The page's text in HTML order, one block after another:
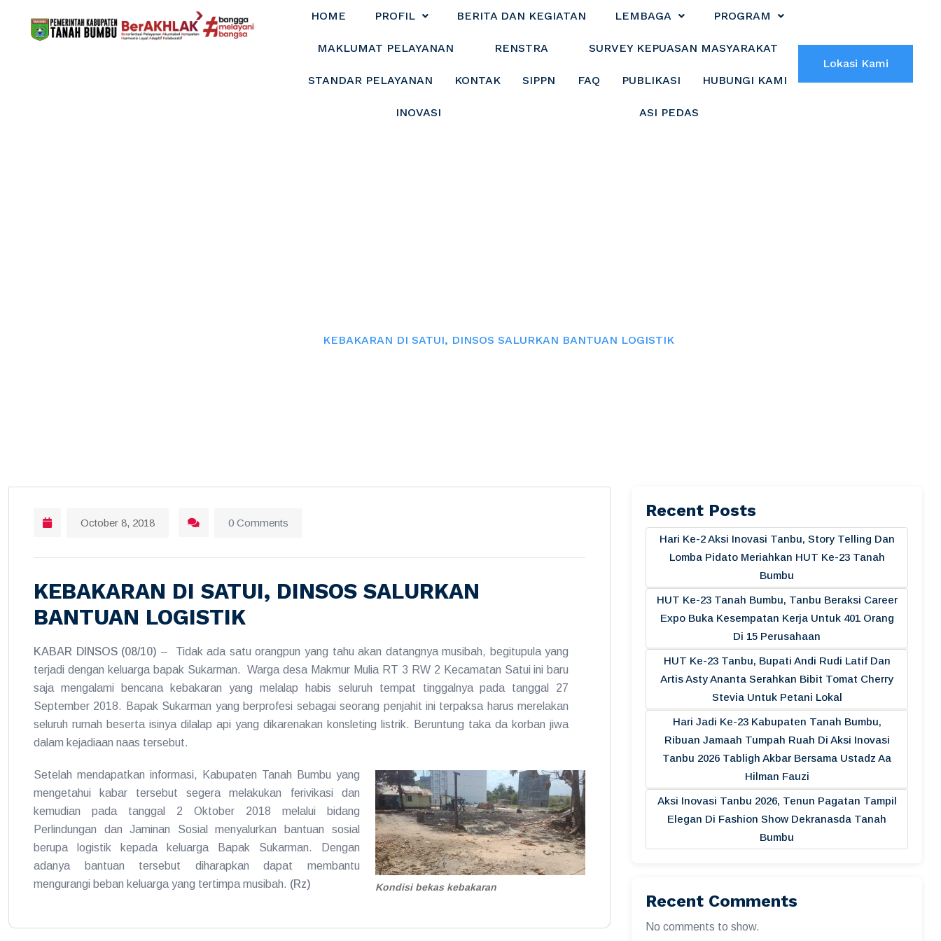
HOME PROFIL BERITA DAN KEGIATAN LEMBAGA PROGRAM
MAKLUMAT PELAYANAN RENSTRA SURVEY KEPUASAN MASYARAKAT
STANDAR PELAYANAN KONTAK SIPPN FAQ PUBLIKASI HUBUNGI KAMI
INOVASI ASI PEDAS
Lokasi Kami
KEBAKARAN DI SATUI, DINSOS SALURKAN BANTUAN LOGISTIK
October 8, 2018 0 Comments
KEBAKARAN DI SATUI, DINSOS SALURKAN
BANTUAN LOGISTIK
KABAR DINSOS (08/10) – Tidak ada satu orangpun yang tahu akan datangnya musibah, begitupula yang
terjadi dengan keluarga bapak Sukarman. Warga desa Makmur Mulia RT 3 RW 2 Kecamatan Satui ini baru
saja mengalami bencana kebakaran yang melalap habis seluruh tempat tinggalnya pada tanggal 27
September 2018. Bapak Sukarman yang berprofesi sebagai seorang penjahit ini terpaksa harus merelakan
seluruh rumah beserta isinya dilalap api yang dikarenakan konsleting listrik. Beruntung taka da korban jiwa
dalam kejadiaan naas tersebut.
Kondisi bekas kebakaran
Setelah mendapatkan informasi, Kabupaten Tanah Bumbu yang
mengetahui kabar tersebut segera melakukan ferivikasi dan
kemudian pada tanggal 2 Oktober 2018 melalui bidang
Perlindungan dan Jaminan Sosial menyalurkan bantuan sosial
berupa logistik kepada keluarga Bapak Sukarman. Dengan
adanya bantuan tersebut diharapkan dapat membantu
mengurangi beban keluarga yang tertimpa musibah. (Rz)
Recent Posts
Hari Ke-2 Aksi Inovasi Tanbu, Story Telling Dan
Lomba Pidato Meriahkan HUT Ke-23 Tanah
Bumbu
HUT Ke-23 Tanah Bumbu, Tanbu Beraksi Career
Expo Buka Kesempatan Kerja Untuk 401 Orang
Di 15 Perusahaan
HUT Ke-23 Tanbu, Bupati Andi Rudi Latif Dan
Artis Asty Ananta Serahkan Bibit Tomat Cherry
Stevia Untuk Petani Lokal
Hari Jadi Ke-23 Kabupaten Tanah Bumbu,
Ribuan Jamaah Tumpah Ruah Di Aksi Inovasi
Tanbu 2026 Tabligh Akbar Bersama Ustadz Aa
Hilman Fauzi
Aksi Inovasi Tanbu 2026, Tenun Pagatan Tampil
Elegan Di Fashion Show Dekranasda Tanah
Bumbu
Recent Comments
No comments to show.